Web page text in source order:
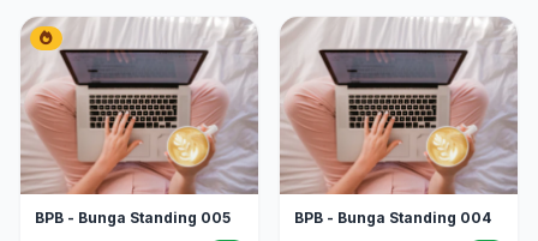
BPB - Bunga Standing 005 BPB - Bunga Standing 004